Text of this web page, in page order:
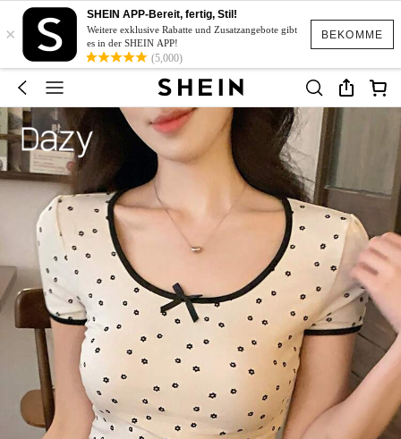
BEKOMME
×
SHEIN APP-Bereit, fertig, Stil!
Weitere exklusive Rabatte und Zusatzangebote gibt
es in der SHEIN APP!
(5,000)